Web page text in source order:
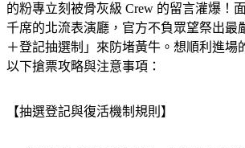
的粉專立刻被骨灰級 Crew 的留言灌爆！
千席的北流表演廳，官方不負眾望祭出最
＋登記抽選制」來防堵黃牛。想順利進場
以下搶票攻略與注意事項：
【抽選登記與復活機制規則】